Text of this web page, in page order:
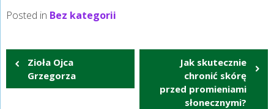
Posted in Bez kategorii
Nawigacja
wpisu
Zioła Ojca
Grzegorza
Jak skutecznie
chronić skórę
przed promieniami
słonecznymi?